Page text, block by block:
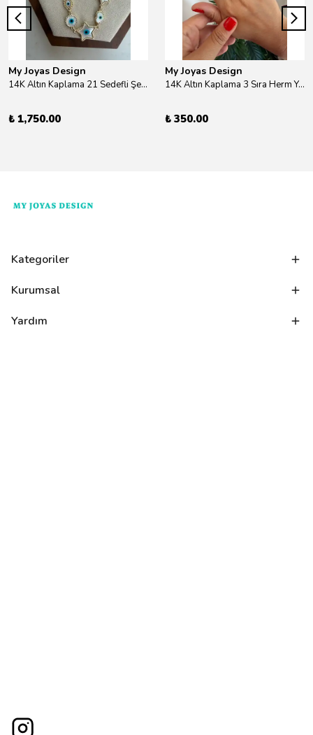
My Joyas Design
14K Altın Kaplama 21 Sedefli Şekiller Kolye 46cm
₺ 1,750.00
My Joyas Design
14K Altın Kaplama 3 Sıra Herm Yüzük Gold
₺ 350.00
Kategoriler
Kurumsal
Yardım